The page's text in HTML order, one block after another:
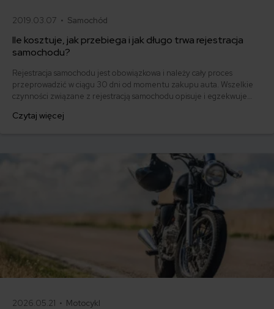
2019.03.07 • Samochód
Ile kosztuje, jak przebiega i jak długo trwa rejestracja
samochodu?
Rejestracja samochodu jest obowiązkowa i należy cały proces
przeprowadzić w ciągu 30 dni od momentu zakupu auta. Wszelkie
czynności związane z rejestracją samochodu opisuje i egzekwuje
składa wniosek o rejestrację samochodu, a tej dokonuje wydając
Czytaj więcej
2026.05.21 • Motocykl